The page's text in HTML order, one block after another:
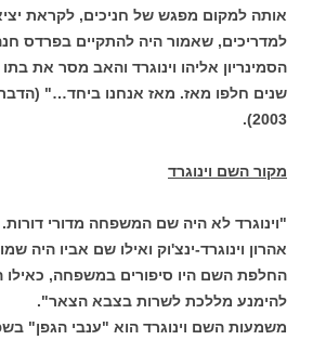
אותה למקום מפגש של חניכים, לקראת
למדריכים, שאמור היה להתקיים בפרדס
שנים חלפו מאז. מאז אנחנו ביחד…"
2003).
מקור השם וינוגרד
"וינוגרד לא היה שם המשפחה מדורי
אהרון וינוגרד-ינצ'וק ואילו שם אביו היה
החלפת השם היו סיפורים במשפחה, כאילו
להימנע מללכת לשרות בצבא הצאר".
משמעות השם וינוגרד הוא "ענבי הגפן"